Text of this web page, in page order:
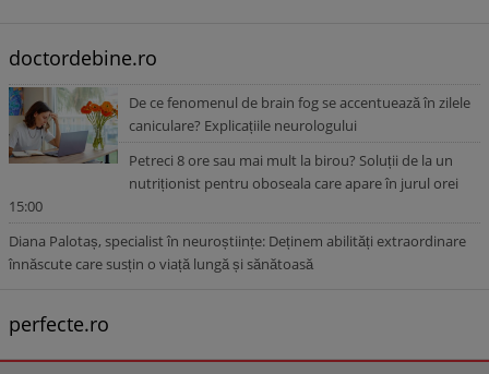
doctordebine.ro
De ce fenomenul de brain fog se accentuează în zilele
caniculare? Explicațiile neurologului
Petreci 8 ore sau mai mult la birou? Soluții de la un
nutriționist pentru oboseala care apare în jurul orei
15:00
Diana Palotaș, specialist în neuroștiințe: Deținem abilități extraordinare
înnăscute care susțin o viață lungă și sănătoasă
perfecte.ro